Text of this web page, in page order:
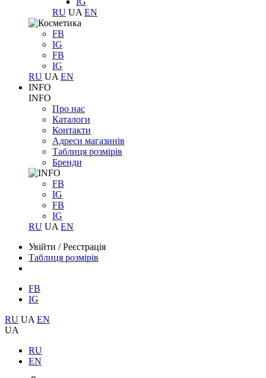
RU UA EN
FB
IG
FB
IG
RU UA EN
INFO
INFO
Про нас
Каталоги
Контакти
Адреси магазинів
Таблиця розмірів
Бренди
FB
IG
FB
IG
RU UA EN
Увійти /Реєстрація
Таблиця розмірів
FB
IG
RU UA EN
UA
RU
EN